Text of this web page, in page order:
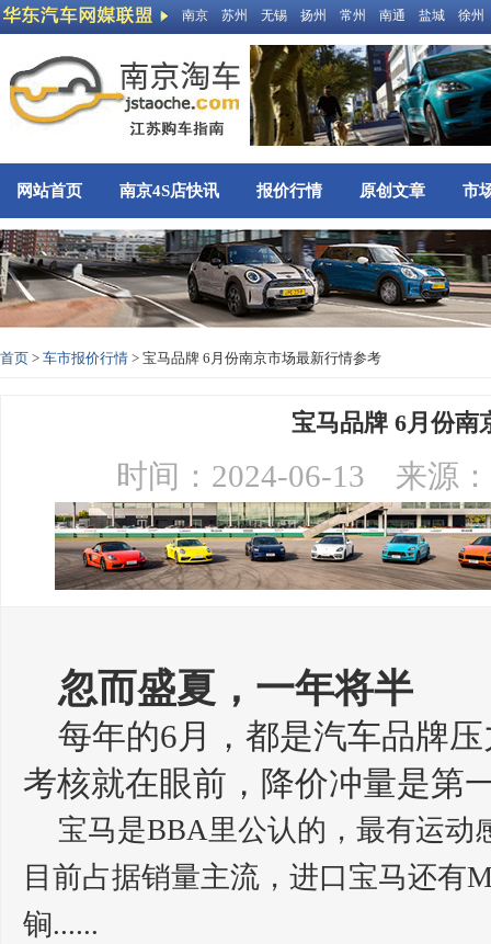
南京 苏州 无锡 扬州 常州 南通 盐城 徐州
网站首页 南京4S店快讯 报价行情 原创文章 市
首页 > 车市报价行情 > 宝马品牌 6月份南京市场最新行情参考
宝马品牌 6月份南
时间：2024-06-13 来源
忽而盛夏，一年将半
每年的6月，都是汽车品牌
考核就在眼前，降价冲量是第
宝马是BBA里公认的，最有运动
目前占据销量主流，进口宝马还有
锏......